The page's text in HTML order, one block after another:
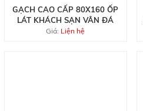
GẠCH CAO CẤP 80X160 ỐP
LÁT KHÁCH SẠN VÂN ĐÁ
Giá: Liện hệ